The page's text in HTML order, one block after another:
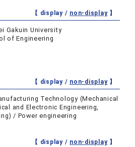
【 display / non-display】
Gakuin University
of Engineering
【 display / non-display】
Technology (Mechanical
and Electronic Engineering,
/ Power engineering
【 display / non-display】